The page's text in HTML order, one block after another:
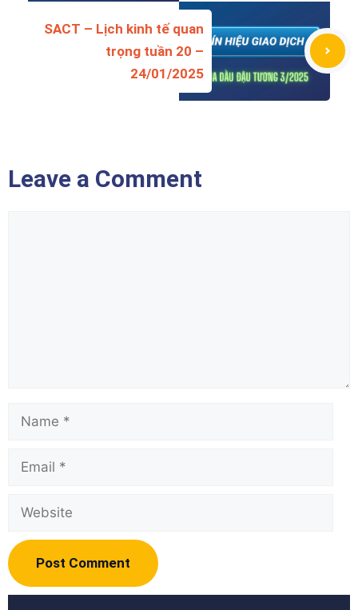
SACT – Lịch kinh tế quan
trọng tuần 20 –
24/01/2025
Leave a Comment
Name
Email
Website